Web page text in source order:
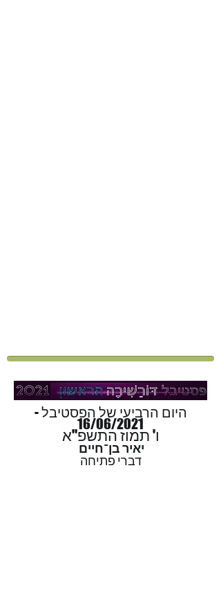
היום הרביעי של הפסטיבל -
16/06/2021
ו' תמוז התשפ"א
יאיר בן־חיים
דברי פתיחה